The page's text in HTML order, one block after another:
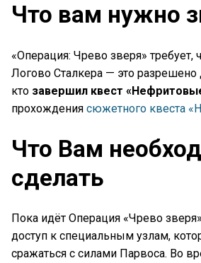
Что вам нужно
«Операция: Чрево зверя»
Логово Сталкера — это разрешено
кто завершил квест
прохождения сюжетного квеста
Что Вам
сделать
Пока идёт Операция «Чрево
доступ к специальным узлам,
сражаться с силами Парвоса. Во